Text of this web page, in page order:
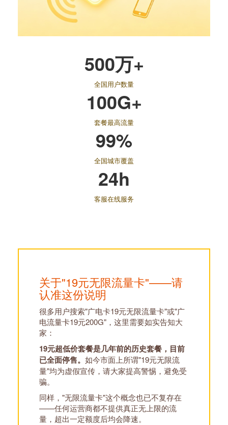
500万+
全国用户数量
100G+
套餐最高流量
99%
全国城市覆盖
24h
客服在线服务
关于"19元无限流量卡"——请
认准这份说明
很多用户搜索"广电卡19元无限流量卡"或"广
电流量卡19元200G"，这里需要如实告知大
家：
19元超低价套餐是几年前的历史套餐，目前
已全面停售。 如今市面上所谓"19元无限流
量"均为虚假宣传，请大家提高警惕，避免受
骗。
同样，"无限流量卡"这个概念也已不复存在
——任何运营商都不提供真正无上限的流
量，超出一定额度后均会降速。